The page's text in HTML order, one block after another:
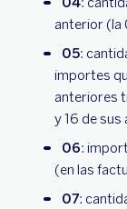
anterior (la
05:
importes
anteriores
y 16 de
06:
(en las
07: